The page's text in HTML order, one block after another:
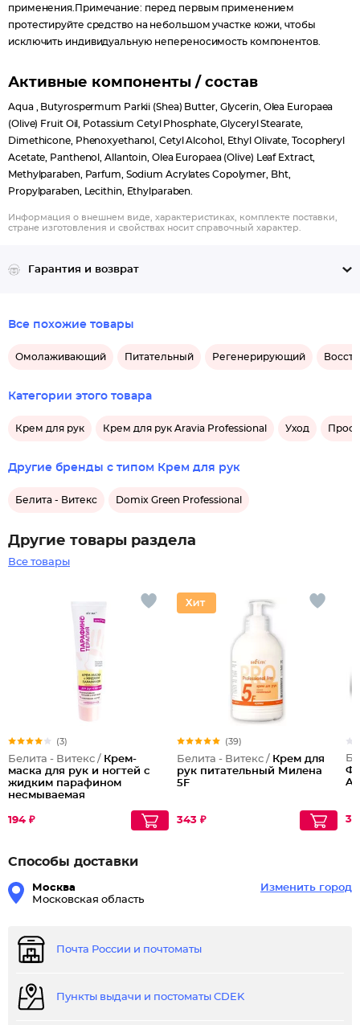
применения.Примечание: перед первым применением
протестируйте средство на небольшом участке кожи, чтобы
исключить индивидуальную непереносимость компонентов.
Активные компоненты / состав
Aqua , Butyrospermum Parkii (Shea) Butter, Glycerin, Olea Europaea
(Olive) Fruit Oil, Potassium Cetyl Phosphate, Glyceryl Stearate,
Dimethicone, Phenoxyethanol, Cetyl Alcohol, Ethyl Olivate, Tocopheryl
Acetate, Panthenol, Allantoin, Olea Europaea (Olive) Leaf Extract,
Methylparaben, Parfum, Sodium Acrylates Copolymer, Bht,
Propylparaben, Lecithin, Ethylparaben.
Информация о внешнем виде, характеристиках, комплекте поставки,
стране изготовления и свойствах носит справочный характер.
Гарантия и возврат
Все похожие товары
Омолаживающий Питательный Регенерирующий
Категории этого товара
Крем для рук Крем для рук Aravia Professional Уход
Другие бренды с типом Крем для рук
Белита - Витекс Domix Green Professional
Другие товары раздела
Все товары
(3)
Белита - Витекс / Крем-
маска для рук и ногтей с
жидким парафином
несмываемая
194 ₽
(39)
Белита - Витекс / Крем для
рук питательный Милена
5F
343 ₽
Способы доставки
Москва
Московская область
Изменить город
Почта России и почтоматы
Пункты выдачи и постоматы CDEK